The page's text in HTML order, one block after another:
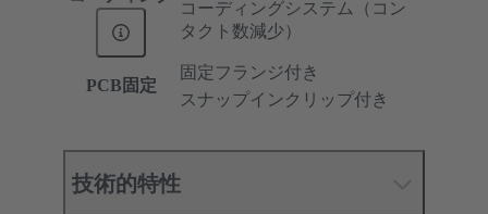
コーディングシステム（コン
タクト数減少）
PCB固定
固定フランジ付き
スナップインクリップ付き
技術的特性